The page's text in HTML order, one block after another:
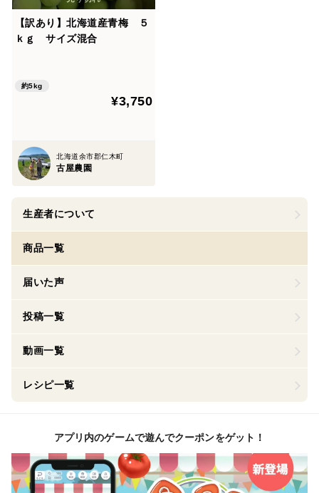
【訳あり】北海道産青梅 ５
ｋｇ サイズ混合
約5kg
¥3,750
北海道余市郡仁木町
古屋農園
生産者について
商品一覧
届いた声
投稿一覧
動画一覧
レシピ一覧
アプリ内のゲームで遊んでクーポンをゲット！